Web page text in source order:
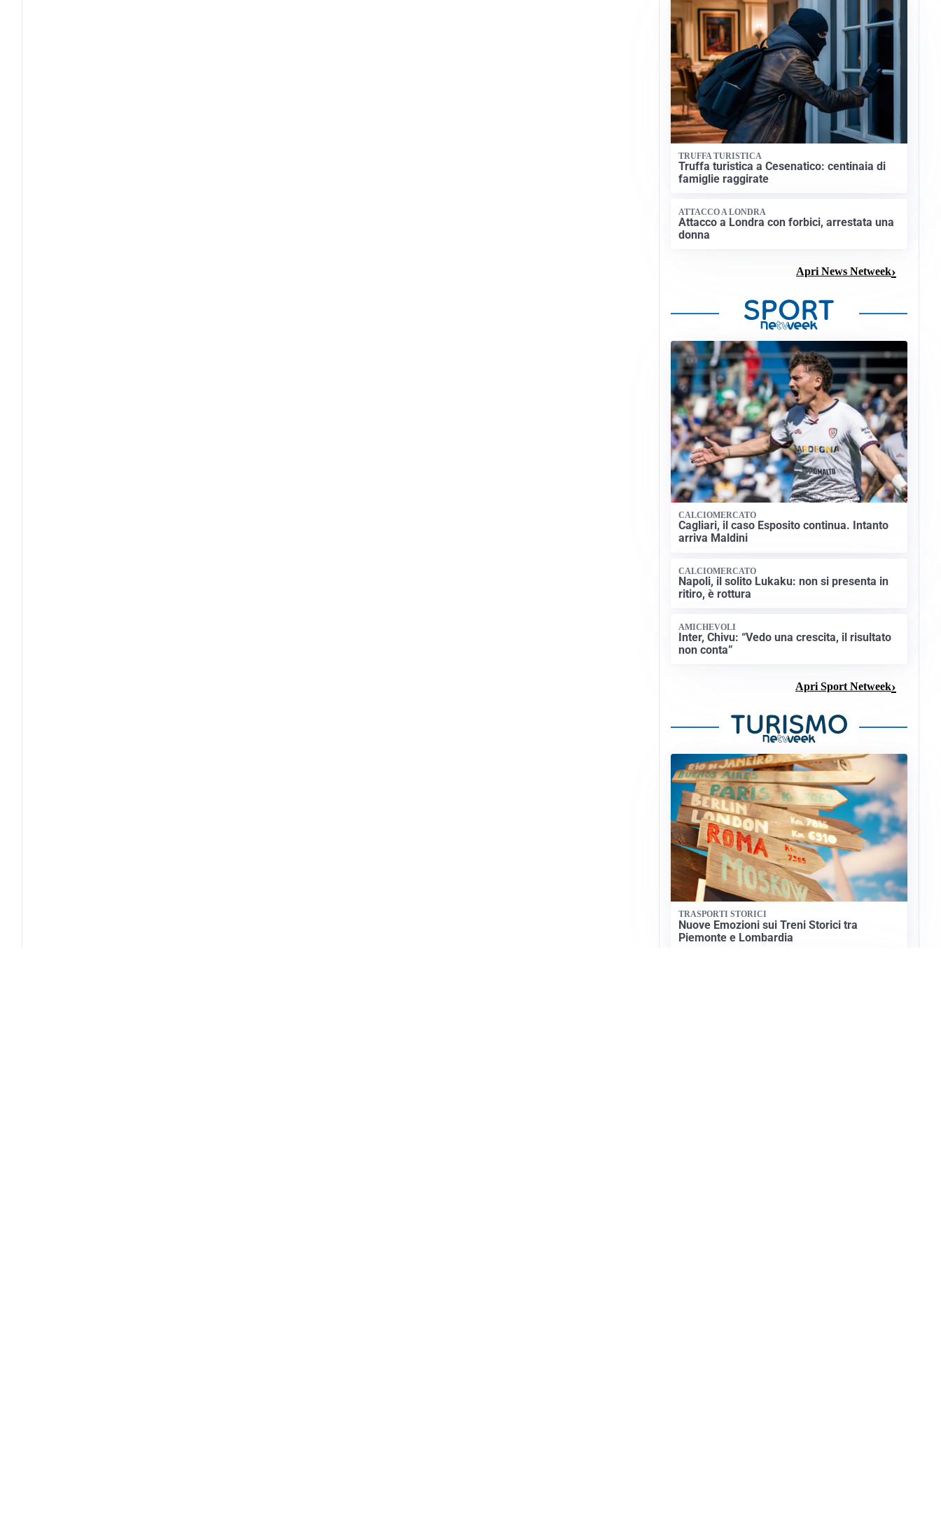
TRUFFA TURISTICA
Truffa turistica a Cesenatico: centinaia di
famiglie raggirate
ATTACCO A LONDRA
Attacco a Londra con forbici, arrestata una
donna
Apri News Netweek
CALCIOMERCATO
Cagliari, il caso Esposito continua. Intanto
arriva Maldini
CALCIOMERCATO
Napoli, il solito Lukaku: non si presenta in
ritiro, è rottura
AMICHEVOLI
Inter, Chivu: “Vedo una crescita, il risultato
non conta”
Apri Sport Netweek
TRASPORTI STORICI
Nuove Emozioni sui Treni Storici tra
Piemonte e Lombardia